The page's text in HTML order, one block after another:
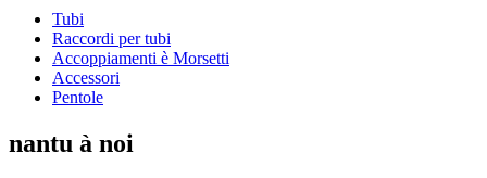
Tubi
Raccordi per tubi
Accoppiamenti è Morsetti
Accessori
Pentole
nantu à noi